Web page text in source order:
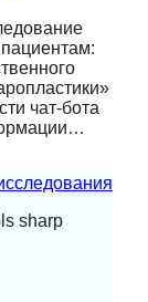
чат-бота